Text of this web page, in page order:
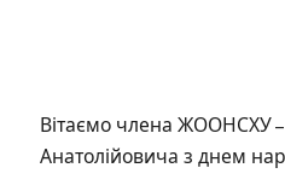
Вітаємо члена ЖООНСХУ –
Анатолійовича з днем